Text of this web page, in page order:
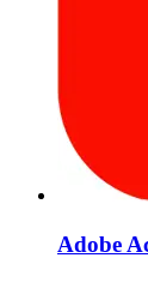
Adobe